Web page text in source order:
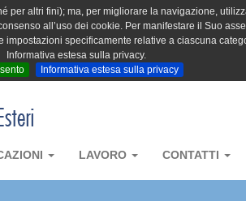
altri fini); ma, per migliorare la navigazione,
all’uso dei cookie. Per manifestare il Suo
specificamente relative a ciascuna
Informativa estesa sulla privacy.
Informativa estesa sulla privacy
LAVORO CONTATTI